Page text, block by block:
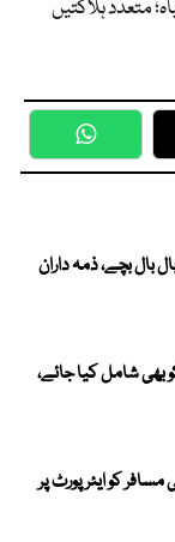
WhatsApp
سے بال بال بچے، ذمہ داران
بھی شامل کیا جائے،
کو ایئرپورٹ پر